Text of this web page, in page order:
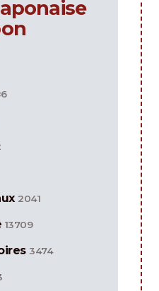
2041
13709
3474